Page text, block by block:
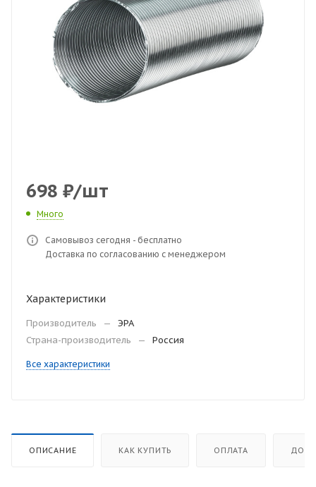
698 ₽/шт
Много
Самовывоз сегодня - бесплатно
Доставка по согласованию с менеджером
Характеристики
Производитель —
ЭРА
Страна-производитель
— Россия
Все характеристики
ОПИСАНИЕ КАК КУПИТЬ ОПЛАТА